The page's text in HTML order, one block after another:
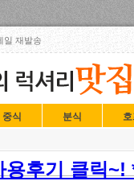
일 재발송
중식 분식
용후기 클릭~!